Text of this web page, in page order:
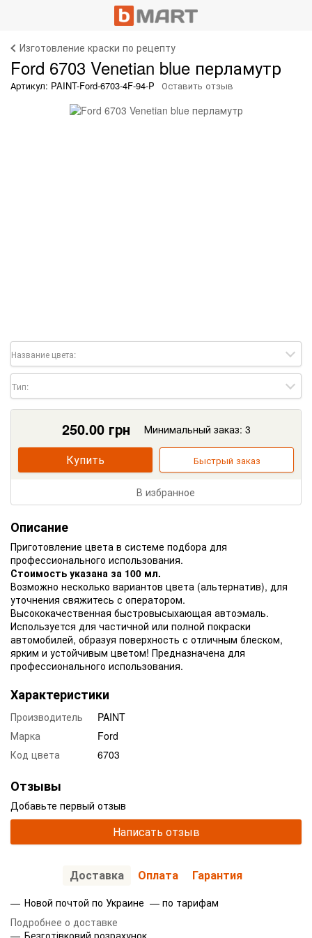
Изготовление краски по рецепту
Ford 6703 Venetian blue перламутр
Артикул: PAINT-Ford-6703-4F-94-P Оставить отзыв
Название цвета:
Тип:
250.00грн Минимальный заказ: 3
Купить Быстрый заказ
В избранное
Описание
Приготовление цвета в системе подбора для
профессионального использования.
Стоимость указана за 100 мл.
Возможно несколько вариантов цвета (альтернатив), для
уточнения свяжитесь с оператором.
Высококачественная быстровысыхающая автоэмаль.
Используется для частичной или полной покраски
автомобилей, образуя поверхность с отличным блеском,
ярким и устойчивым цветом! Предназначена для
профессионального использования.
Характеристики
Производитель
PAINT
Марка
Ford
Код цвета
6703
Отзывы
Добавьте первый отзыв
Написать отзыв
Доставка Оплата Гарантия
Новой почтой по Украине — по тарифам
Подробнее о доставке
Безготівковий розрахунок